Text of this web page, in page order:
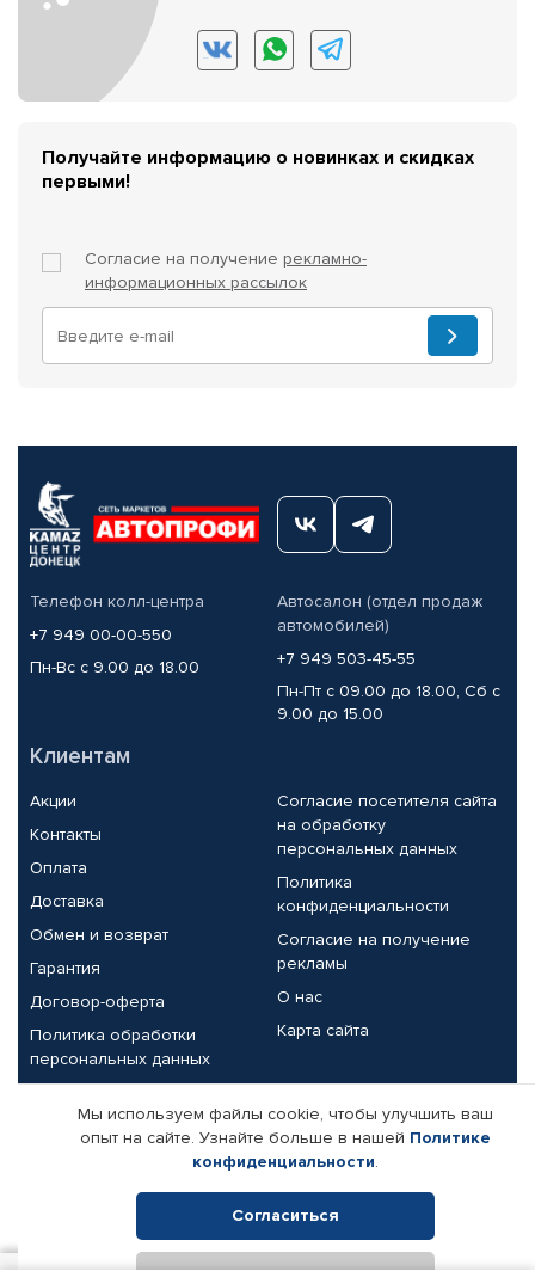
Получайте информацию о новинках и скидках
первыми!
Согласие на получение рекламно-
информационных рассылок
Телефон колл-центра
+7 949 00-00-550
Пн-Вс с 9.00 до 18.00
Автосалон (отдел продаж
автомобилей)
+7 949 503-45-55
Пн-Пт с 09.00 до 18.00, Сб с
9.00 до 15.00
Клиентам
Акции
Контакты
Оплата
Доставка
Обмен и возврат
Гарантия
Договор-оферта
Политика обработки
персональных данных
Согласие посетителя сайта
на обработку
персональных данных
Политика
конфиденциальности
Согласие на получение
рекламы
О нас
Карта сайта
Партнерам
Корпоративным клиентам
Поставщикам
Реквизиты компании
Мы используем файлы cookie, чтобы улучшить ваш
опыт на сайте. Узнайте больше в нашей Политике
конфиденциальности.
Согласиться